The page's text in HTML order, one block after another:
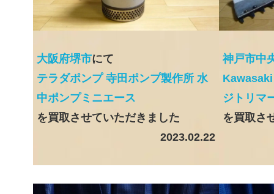
大阪府堺市にて
テラダポンプ 寺田ポンプ製作所 水
中ポンプミニエース
を買取させていただきました
2023.02.22
神戸市中
ジトリマ
を買取さ